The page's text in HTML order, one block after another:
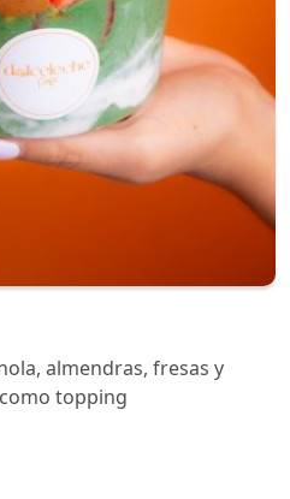
almendras, fresas y
topping